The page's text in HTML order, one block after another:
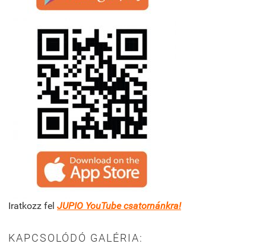
Iratkozz fel JUPIO YouTube csatornánkra!
KAPCSOLÓDÓ GALÉRIA: